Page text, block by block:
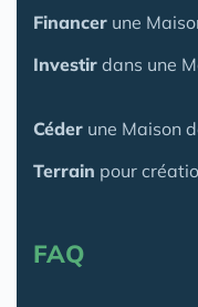
Financer une
Investir dans une
Céder une Maison
Terrain pour
FAQ